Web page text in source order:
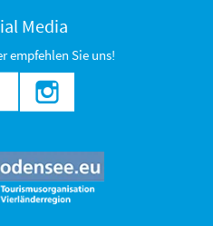
Media
empfehlen Sie uns!